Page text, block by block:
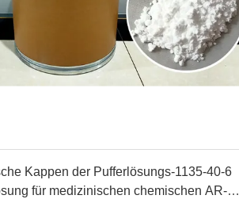
Kappen der Pufferlösungs-1135-40-6
für medizinischen chemischen AR-